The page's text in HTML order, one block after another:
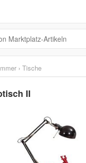
› Tische
II